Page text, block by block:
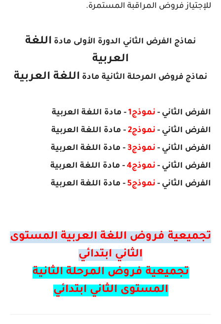
للإجتياز فروض المراقبة المستمرة.
نماذج الفرض الثاني الدورة الأولى مادة اللغة
العربية
نماذج فروض المرحلة الثانية مادة اللغة العربية
الفرض الثاني - نموذج1
- مادة اللغة العربية
الفرض الثاني - نموذج2 - مادة اللغة العربية
الفرض الثاني - نموذج3 - مادة اللغة العربية
الفرض الثاني - نموذج4 - مادة اللغة العربية
الفرض الثاني - نموذج5 - مادة اللغة العربية
تجميعية فروض اللغة العربية المستوى
الثاني ابتدائي
تجميعية فروض المرحلة الثانية
المستوى الثاني ابتدائي